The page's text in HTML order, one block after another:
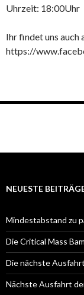
Uhrzeit: 18:00Uhr
Ihr findet uns auch
https://
Navigation
NEUESTE
Mindestabstand zu
Die Critical Mass
Die nächste
Nächste Ausfahrt